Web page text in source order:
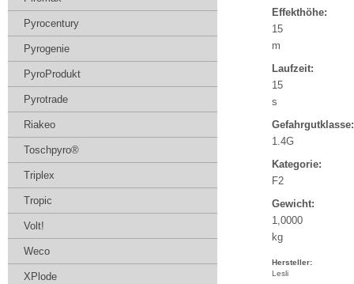
Effekthöhe:
15
m
Laufzeit:
15
s
Gefahrgutklasse:
1.4G
Kategorie:
F2
Gewicht:
1,0000
kg
Hersteller:
Lesli
Pyrocentury
Pyrogenie
PyroProdukt
Pyrotrade
Riakeo
Toschpyro®
Triplex
Tropic
Volt!
Weco
XPlode